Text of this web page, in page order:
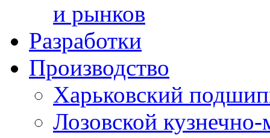
и рынков
Разработки
Производство
Харьковский
Лозовской